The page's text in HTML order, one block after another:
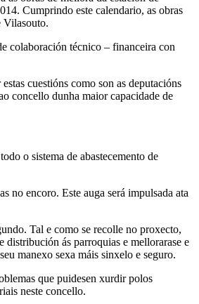
Cumprindo este calendario, as obras
Vilasouto.
colaboración técnico – financeira con
cuestións como son as deputacións
concello dunha maior capacidade de
o sistema de abastecemento de
no encoro. Este auga será impulsada ata
Tal e como se recolle no proxecto,
distribución ás parroquias e mellorarase e
manexo sexa máis sinxelo e seguro.
que puidesen xurdir polos
neste concello.